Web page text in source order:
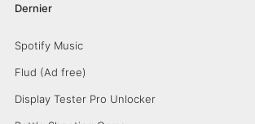
Dernier
Spotify Music
Flud (Ad free)
Display Tester Pro Unlocker